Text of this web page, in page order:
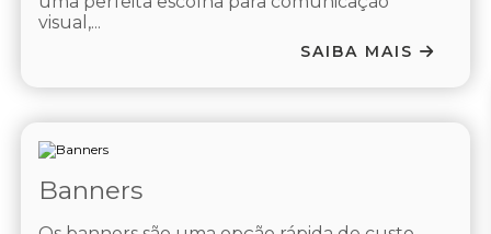
visual,...
SAIBA MAIS
Banners